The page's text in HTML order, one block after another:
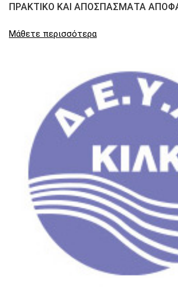
ΠΡΑΚΤΙΚΟ ΚΑΙ ΑΠΟΣΠΑΣΜΑΤΑ
Μάθετε περισσότερα